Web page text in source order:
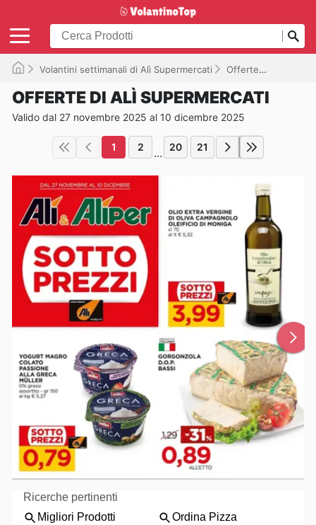
Volantini settimanali di Alì Supermercati Offerte
OFFERTE DI ALÌ SUPERMERCATI
Valido dal 27 novembre 2025 al 10 dicembre 2025
1 2 ... 20 21